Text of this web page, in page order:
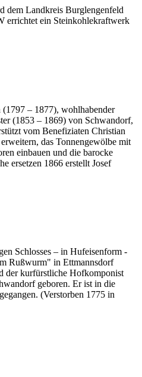
dem Landkreis Burglengenfeld
errichtet ein Steinkohlekraftwerk
– 1877), wohlhabender
(1853 – 1869) von Schwandorf,
vom Benefiziaten Christian
das Tonnengewölbe mit
einbauen und die barocke
ersetzen 1866 erstellt Josef
Schlosses – in Hufeisenform -
Rußwurm" in Ettmannsdorf
der kurfürstliche Hofkomponist
geboren. Er ist in die
(Verstorben 1775 in